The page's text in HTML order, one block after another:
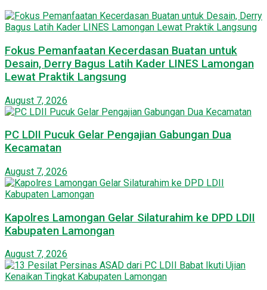
Fokus Pemanfaatan Kecerdasan Buatan untuk
Desain, Derry Bagus Latih Kader LINES Lamongan
Lewat Praktik Langsung
August 7, 2026
PC LDII Pucuk Gelar Pengajian Gabungan Dua
Kecamatan
August 7, 2026
Kapolres Lamongan Gelar Silaturahim ke DPD LDII
Kabupaten Lamongan
August 7, 2026